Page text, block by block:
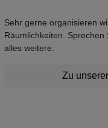
Sehr gerne organisieren
Räumlichkeiten.
alles weitere.
Zu